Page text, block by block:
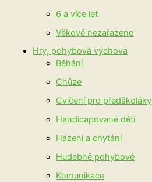
6 a více let
Věkově nezařazeno
Hry, pohybová výchova
Běhání
Chůze
Cvičení pro předškoláky
Handicapované děti
Házení a chytání
Hudebně pohybové
Komunikace